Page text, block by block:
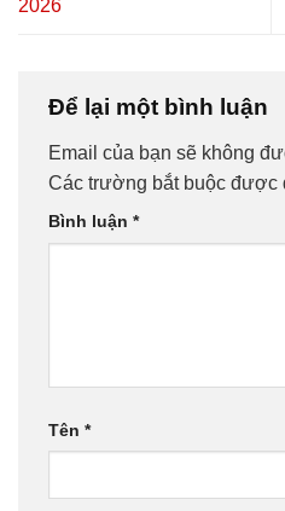
2026
Để lại một bình luận
Email của bạn sẽ không
Các trường bắt buộc được
Bình luận *
Tên *